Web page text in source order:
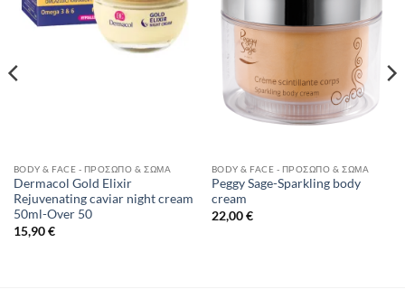
BODY & FACE - ΠΡΌΣΩΠΟ & ΣΏΜΑ
Dermacol Gold Elixir
Rejuvenating caviar night cream
50ml-Over 50
15,90€
BODY & FACE - ΠΡΌΣΩΠΟ & ΣΏΜΑ
Peggy Sage-Sparkling body
cream
22,00€